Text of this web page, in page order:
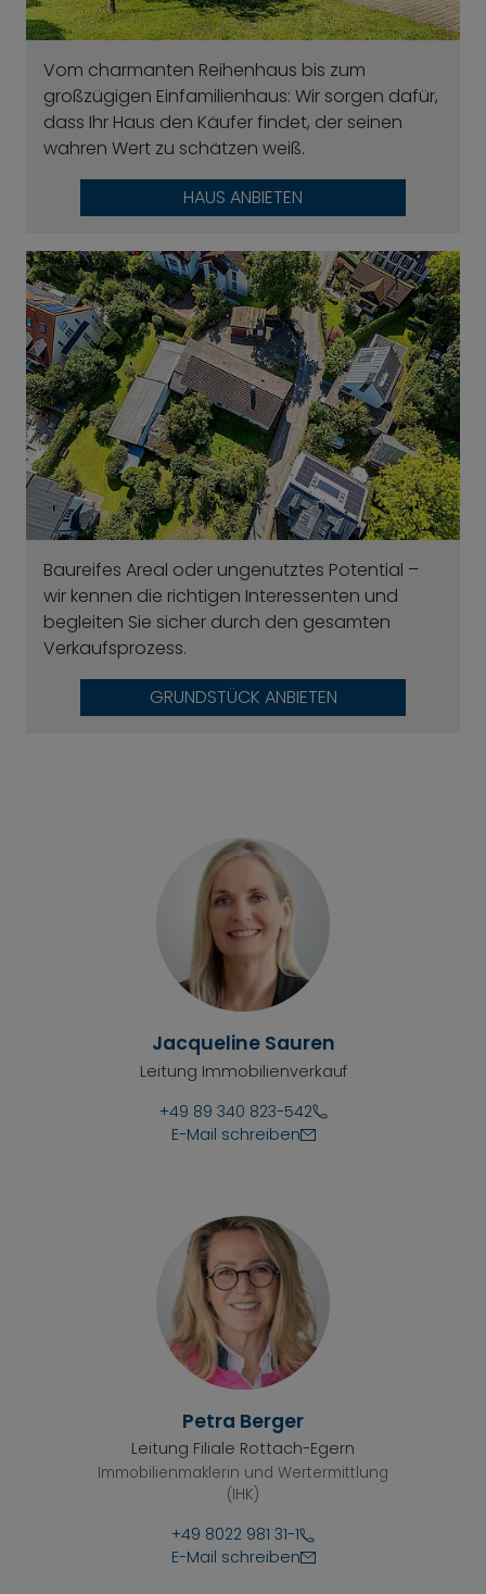
Vom charmanten Reihenhaus bis zum
großzügigen Einfamilienhaus: Wir sorgen dafür,
dass Ihr Haus den Käufer findet, der seinen
wahren Wert zu schätzen weiß.
HAUS ANBIETEN
Baureifes Areal oder ungenutztes Potential –
wir kennen die richtigen Interessenten und
begleiten Sie sicher durch den gesamten
Verkaufsprozess.
GRUNDSTÜCK ANBIETEN
Jacqueline Sauren
Leitung Immobilienverkauf
+49 89 340 823-542
E-Mail schreiben
Petra Berger
Leitung Filiale Rottach-Egern
Immobilienmaklerin und Wertermittlung
(IHK)
+49 8022 981 31-1
E-Mail schreiben